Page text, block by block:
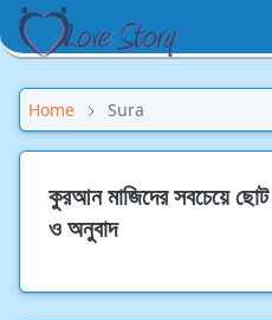
Home Sura
কুরআন মাজিদের সবচেয়ে ছোট
ও অনুবাদ